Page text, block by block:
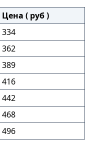
Цена ( руб )
334
362
389
416
442
468
496